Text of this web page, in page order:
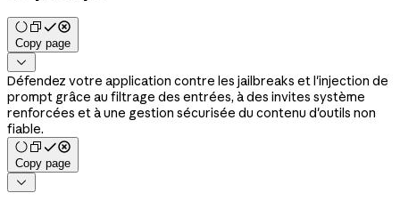
Copy page

Défendez votre application contre les jailbreaks et l'injection de
prompt grâce au filtrage des entrées, à des invites système
renforcées et à une gestion sécurisée du contenu d'outils non
fiable.
Copy page
